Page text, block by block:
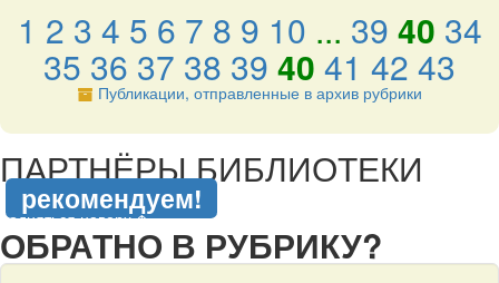
1 2 3 4 5 6 7 8 9 10 ... 39 40 34
35 36 37 38 39 40 41 42 43
Публикации, отправленные в архив рубрики
ПАРТНЁРЫ БИБЛИОТЕКИ
рекомендуем!
подняться наверх ↑
ОБРАТНО В РУБРИКУ?